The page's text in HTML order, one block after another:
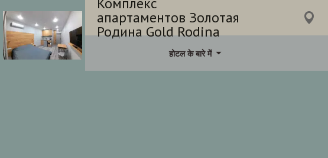
апартаментов Золотая
Родина Gold Rodina
होटल के बारे में